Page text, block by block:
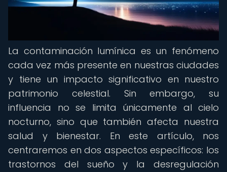
La contaminación lumínica es un fenómeno
cada vez más presente en nuestras ciudades
y tiene un impacto significativo en nuestro
patrimonio celestial. Sin embargo, su
influencia no se limita únicamente al cielo
nocturno, sino que también afecta nuestra
salud y bienestar. En este artículo, nos
centraremos en dos aspectos específicos: los
trastornos del sueño y la desregulación